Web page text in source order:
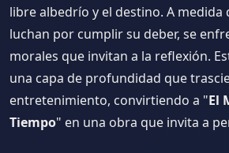
libre albedrío y el destino. A medida
luchan por cumplir su deber, se
morales que invitan a la reflexión.
una capa de profundidad que
entretenimiento, convirtiendo a "El
Tiempo" en una obra que invita a